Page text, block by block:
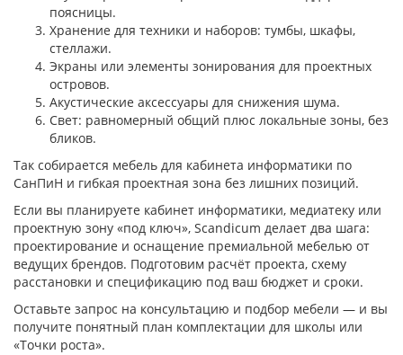
поясницы.
Хранение для техники и наборов: тумбы, шкафы,
стеллажи.
Экраны или элементы зонирования для проектных
островов.
Акустические аксессуары для снижения шума.
Свет: равномерный общий плюс локальные зоны, без
бликов.
Так собирается мебель для кабинета информатики по
СанПиН и гибкая проектная зона без лишних позиций.
Если вы планируете кабинет информатики, медиатеку или
проектную зону «под ключ», Scandicum делает два шага:
проектирование и оснащение премиальной мебелью от
ведущих брендов. Подготовим расчёт проекта, схему
расстановки и спецификацию под ваш бюджет и сроки.
Оставьте запрос на консультацию и подбор мебели — и вы
получите понятный план комплектации для школы или
«Точки роста».